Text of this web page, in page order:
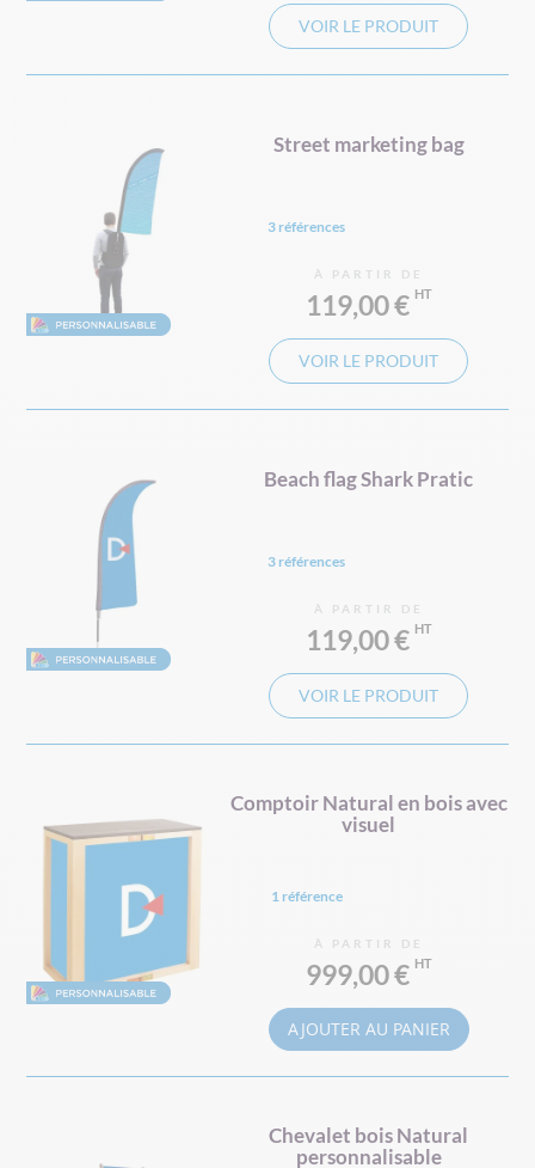
VOIR LE PRODUIT
Street marketing bag
3 références
À PARTIR DE
119,00 €
VOIR LE PRODUIT
Beach flag Shark Pratic
3 références
À PARTIR DE
119,00 €
VOIR LE PRODUIT
Comptoir Natural en bois avec
visuel
1 référence
À PARTIR DE
999,00 €
AJOUTER AU PANIER
Chevalet bois Natural
personnalisable